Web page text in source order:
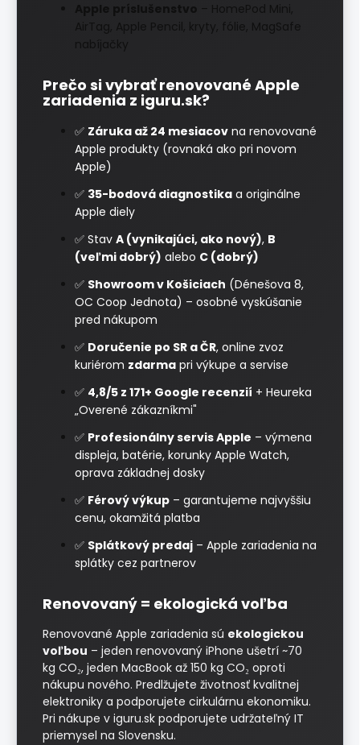
Apple príslušenstvo – HomePod Mini,
AirTag, Apple Pencil, kryty, fólie, MagSafe
nabíjačky
Prečo si vybrať renovované Apple
zariadenia z iguru.sk?
✅ Záruka až 24 mesiacov na renovované
Apple produkty (rovnaká ako pri novom
Apple)
✅ 35-bodová diagnostika a originálne
Apple diely
✅ Stav A (vynikajúci, ako nový), B
(veľmi dobrý) alebo C (dobrý)
✅ Showroom v Košiciach (Dénešova 8,
OC Coop Jednota) – osobné vyskúšanie
pred nákupom
✅ Doručenie po SR a ČR, online zvoz
kuriérom zdarma pri výkupe a servise
✅ 4,8/5 z 171+ Google recenzií + Heureka
„Overené zákazníkmi"
✅ Profesionálny servis Apple – výmena
displeja, batérie, korunky Apple Watch,
oprava základnej dosky
✅ Férový výkup – garantujeme najvyššiu
cenu, okamžitá platba
✅ Splátkový predaj – Apple zariadenia na
splátky cez partnerov
Renovovaný = ekologická voľba
Renovované Apple zariadenia sú ekologickou
voľbou – jeden renovovaný iPhone ušetrí ~70
kg CO₂, jeden MacBook až 150 kg CO₂ oproti
nákupu nového. Predlžujete životnosť kvalitnej
elektroniky a podporujete cirkulárnu ekonomiku.
Pri nákupe v iguru.sk podporujete udržateľný IT
priemysel na Slovensku.